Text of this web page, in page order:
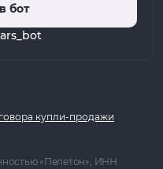
бот
купли-продажи
«Пелетон», ИНН